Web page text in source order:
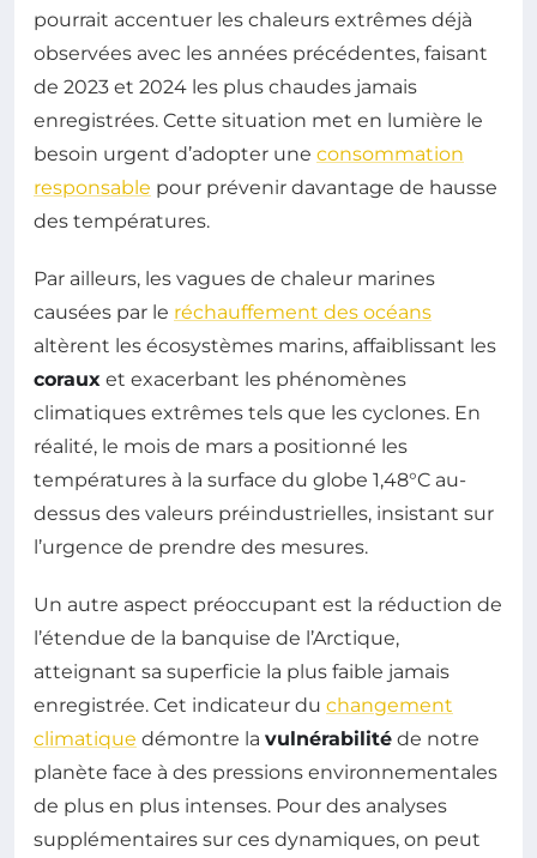
pourrait accentuer les chaleurs extrêmes déjà
observées avec les années précédentes, faisant
de 2023 et 2024 les plus chaudes jamais
enregistrées. Cette situation met en lumière le
besoin urgent d’adopter une consommation
responsable pour prévenir davantage de hausse
des températures.
Par ailleurs, les vagues de chaleur marines
causées par le réchauffement des océans
altèrent les écosystèmes marins, affaiblissant les
coraux et exacerbant les phénomènes
climatiques extrêmes tels que les cyclones. En
réalité, le mois de mars a positionné les
températures à la surface du globe 1,48°C au-
dessus des valeurs préindustrielles, insistant sur
l’urgence de prendre des mesures.
Un autre aspect préoccupant est la réduction de
l’étendue de la banquise de l’Arctique,
atteignant sa superficie la plus faible jamais
enregistrée. Cet indicateur du changement
climatique démontre la vulnérabilité de notre
planète face à des pressions environnementales
de plus en plus intenses. Pour des analyses
supplémentaires sur ces dynamiques, on peut